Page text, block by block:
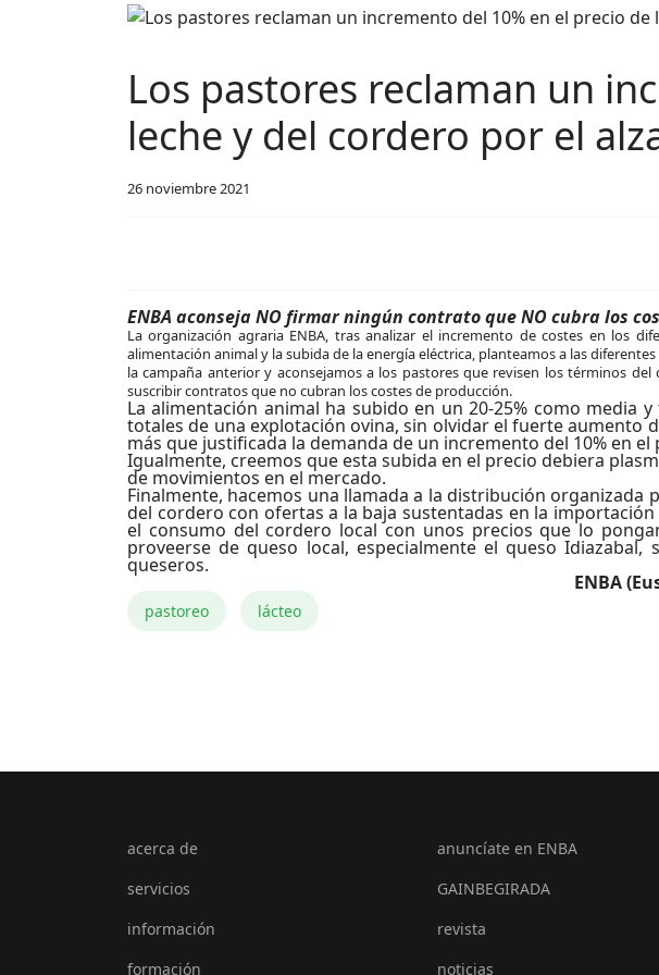
Los pastores reclaman un
leche y del cordero por el
26 noviembre 2021
ENBA aconseja NO firmar ningún contrato que NO cubra los
La organización agraria ENBA, tras analizar el incremento de costes en los
alimentación animal y la subida de la energía eléctrica, planteamos a las
la campaña anterior y aconsejamos a los pastores que revisen los términos
suscribir contratos que no cubran los costes de producción.
La alimentación animal ha subido en un 20-25% como media
totales de una explotación ovina, sin olvidar el fuerte aumento
más que justificada la demanda de un incremento del 10% en
Igualmente, creemos que esta subida en el precio debiera
de movimientos en el mercado.
Finalmente, hacemos una llamada a la distribución
del cordero con ofertas a la baja sustentadas en la
el consumo del cordero local con unos precios que lo
proveerse de queso local, especialmente el queso
queseros.
ENBA
pastoreo lácteo
acerca de
servicios
información
formación
anuncíate en ENBA
GAINBEGIRADA
revista
noticias